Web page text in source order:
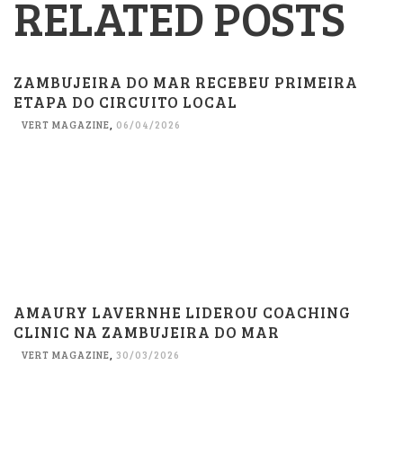
RELATED POSTS
ZAMBUJEIRA DO MAR RECEBEU PRIMEIRA
ETAPA DO CIRCUITO LOCAL
VERT MAGAZINE 06/04/2026
AMAURY LAVERNHE LIDEROU COACHING
CLINIC NA ZAMBUJEIRA DO MAR
VERT MAGAZINE, 30/03/2026